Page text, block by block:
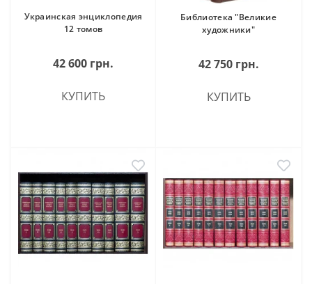
Украинская энциклопедия
12 томов
42 600 грн.
КУПИТЬ
Библиотека "Великие
художники"
42 750 грн.
КУПИТЬ